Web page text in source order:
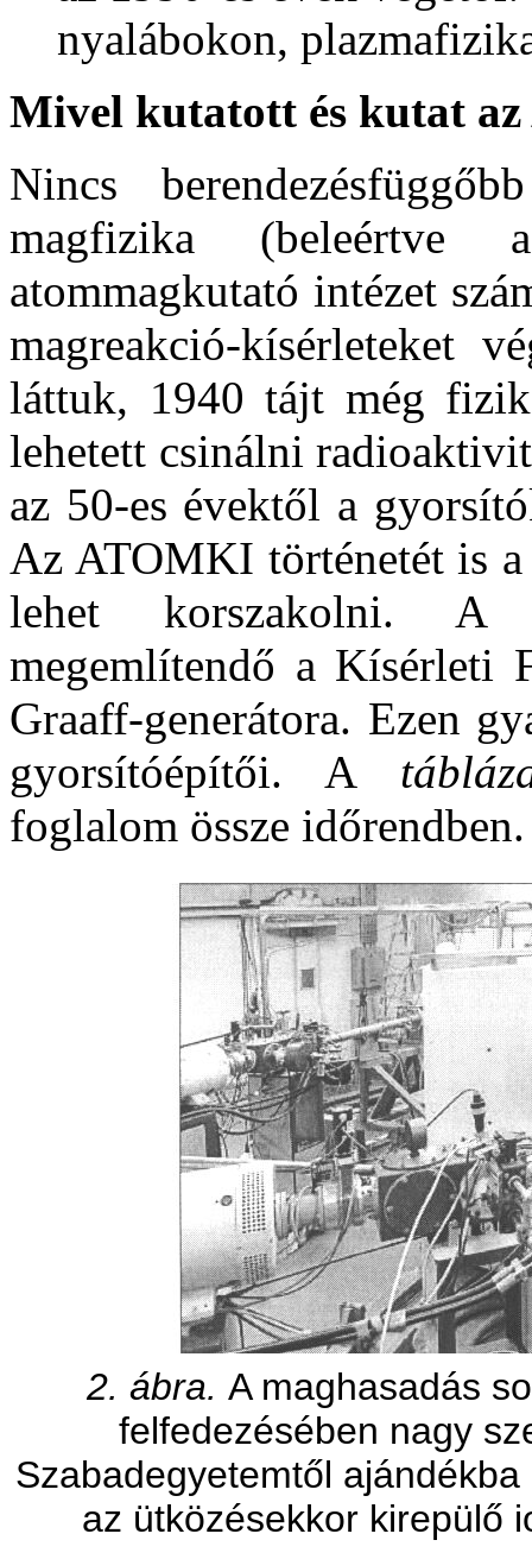
nyalábokon,
Mivel kutatott és kutat
Nincs
magfizika (beleértve
atommagkutató intézet
magreakció-kísérleteket
láttuk, 1940 tájt még
lehetett csinálni
az 50-es évektől a
Az ATOMKI történetét is
lehet korszakolni. A
megemlítendő a Kísérleti
Graaff-generátora. Ezen
gyorsítóépítői. A
foglalom össze időrendben.
2. ábra. A maghasadás
felfedezésében nagy
Szabadegyetemtől
az ütközésekkor kirepülő